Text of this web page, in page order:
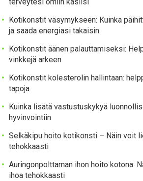
terveytesi omiin käsiisi
Kotikonstit väsymykseen: Kuinka
ja saada energiasi takaisin
Kotikonstit äänen palauttamiseksi:
vinkkejä arkeen
Kotikonstit kolesterolin hallintaan:
tapoja
Kuinka lisätä vastustuskykyä
hyvinvointiin
Selkäkipu hoito kotikonsti – Näin voit
tehokkaasti
Auringonpolttaman ihon hoito kotona:
ihoa tehokkaasti